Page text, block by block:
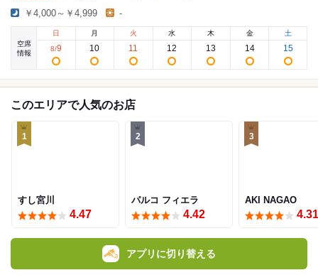
￥4,000～￥4,999 -
空席
情報
日
8/9
月
10
火
11
水
12
木
13
金
14
土
15
このエリアで人気のお店
1
すし宮川
4.47
2
パルコ フィエラ
4.42
3
AKI NAGAO
4.31
アプリに切り替える